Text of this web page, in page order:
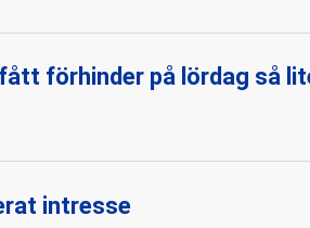
förhinder på lördag så
intresse